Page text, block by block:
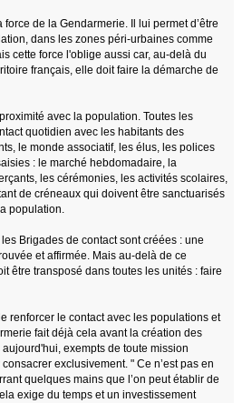
de la Gendarmerie. Il lui permet d’être
dans les zones péri-urbaines comme
cette force l'oblige aussi car, au-delà du
français, elle doit faire la démarche de
proximité avec la population. Toutes les
quotidien avec les habitants des
le monde associatif, les élus, les polices
: le marché hebdomadaire, la
les cérémonies, les activités scolaires,
de créneaux qui doivent être sanctuarisés
population.
Brigades de contact sont créées : une
et affirmée. Mais au-delà de ce
être transposé dans toutes les unités : faire
renforcer le contact avec les populations et
fait déjà cela avant la création des
exempts de toute mission
exclusivement. " Ce n’est pas en
quelques mains que l’on peut établir de
exige du temps et un investissement